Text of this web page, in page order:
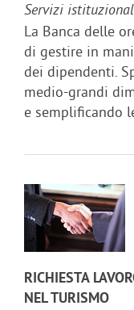
Servizi
La Banca delle
di gestire in
dei dipendenti.
medio-grandi
e semplificando
RICHIESTA
NEL TURISMO